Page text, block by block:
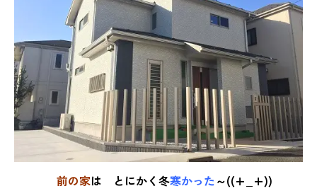
前の家は とにかく冬寒かった～((+_+))